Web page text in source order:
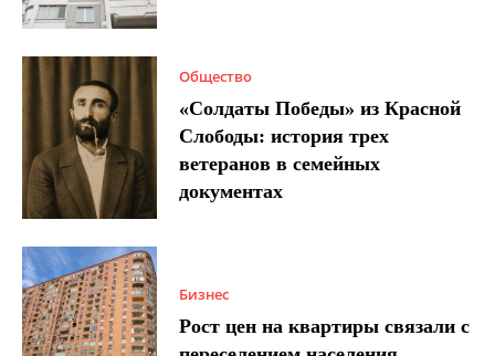
Общество
«Солдаты Победы» из Красной
Слободы: история трех
ветеранов в семейных
документах
Бизнес
Рост цен на квартиры связали с